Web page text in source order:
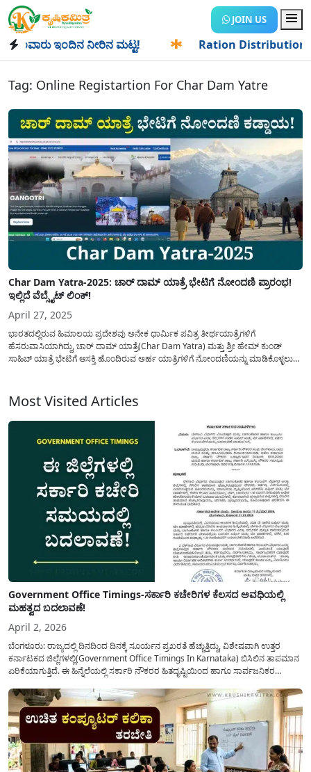
JOIN US
ಇಂದಿನ ನೀರಿನ ಮಟ್ಟ! Ration Distribution-
Tag: Online Registartion For Char Dam Yatre
Char Dam Yatra-2025: ಚಾರ್ ದಾಮ್ ಯಾತ್ರೆ ಭೇಟಿಗೆ ನೋಂದಣಿ ಪ್ರಾರಂಭ!
ಇಲ್ಲಿದೆ ವೆಬ್ಸೈಟ್ ಲಿಂಕ್!
April 27, 2025
ಭಾರತದಲ್ಲಿರುವ ಹಿಮಾಲಯ ಪ್ರದೇಶವು ಅನೇಕ ಧಾರ್ಮಿಕ ಪವಿತ್ರ ತೀರ್ಥಯಾತ್ರೆಗಳಿಗೆ
ಹೆಸರುವಾಸಿಯಾಗಿದ್ದು, ಚಾರ್ ದಾಮ್ ಯಾತ್ರೆ(Char Dam Yatra) ಮತ್ತು ಶ್ರೀ ಹೇಮ್ ಕುಂಡ್
ಸಾಹಿಬ್ ಯಾತ್ರೆ ಭೇಟಿಗೆ ಆಸಕ್ತಿ ಹೊಂದಿರುವ ಅರ್ಹ ಯಾತ್ರಿಗಳಿಗೆ ನೋಂದಣಿಯನ್ನು ಮಾಡಿಕೊಳ್ಳಲು
Most Visited Articles
Government Office Timings-ಸರ್ಕಾರಿ ಕಚೇರಿಗಳ ಕೆಲಸದ ಅವಧಿಯಲ್ಲಿ
ಮಹತ್ವದ ಬದಲಾವಣೆ!
April 2, 2026
ಬೆಂಗಳೂರು: ರಾಜ್ಯದಲ್ಲಿ ದಿನದಿಂದ ದಿನಕ್ಕೆ ಸೂರ್ಯನ ಪ್ರಖರತೆ ಹೆಚ್ಚುತ್ತಿದ್ದು, ವಿಶೇಷವಾಗಿ ಉತ್ತರ
ಕರ್ನಾಟಕದ ಜಿಲ್ಲೆಗಳಲ್ಲಿ(Government Office Timings In Karnataka) ಬಿಸಿಲಿನ ತಾಪಮಾನ
ಏರಿಕೆಯಾಗುತ್ತಿದೆ. ಈ ಹಿನ್ನೆಲೆಯಲ್ಲಿ ಸರ್ಕಾರಿ ನೌಕರರ ಹಿತದೃಷ್ಟಿಯಿಂದ ಹಾಗೂ ಸಾರ್ವಜನಿಕರ
ಮತ್ತು ಕಲ್ಯಾಣ ಕರ್ನಾಟಕದ ಒಟ್ಟು 9 ಜಿಲ್ಲೆಗಳಲ್ಲಿ ಏಪ್ರಿಲ್...